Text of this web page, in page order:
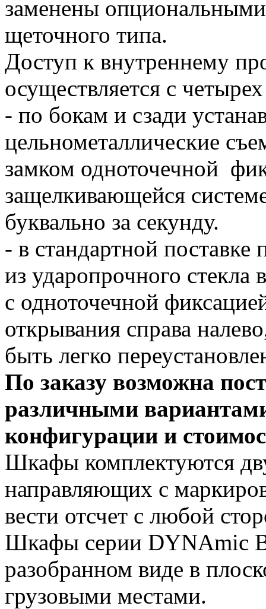
заменены
щеточного типа.
Доступ к внутреннему
осуществляется с
- по бокам и сзади
цельнометаллические
замком одноточечной
защелкивающейся
буквально за секунду.
- в стандартной поставке
из ударопрочного стекла
с одноточечной
открывания справа
быть легко
По заказу возможна
различными
конфигурации и
Шкафы комплектуются
направляющих с
вести отсчет с любой
Шкафы серии DYNAmic
разобранном виде в
грузовыми местами.